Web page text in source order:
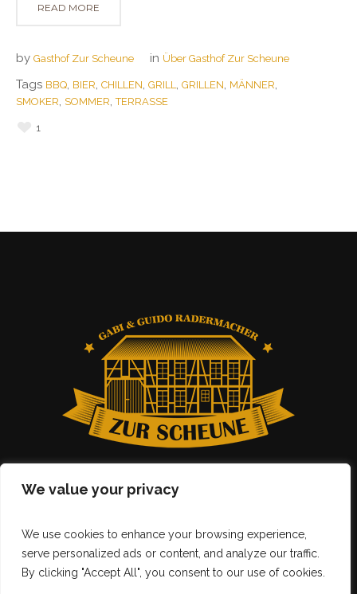
We value your privacy
We use cookies to enhance your browsing experience,
serve personalized ads or content, and analyze our traffic.
By clicking "Accept All", you consent to our use of cookies.
READ MORE
by Gasthof Zur Scheune in Über Gasthof Zur Scheune
Tags BBQ, BIER, CHILLEN, GRILL , GRILLEN, MÄNNER,
SMOKER, SOMMER,TERRASSE
1
Gasthof zur Scheune © 2025 | All Rights Reserved |